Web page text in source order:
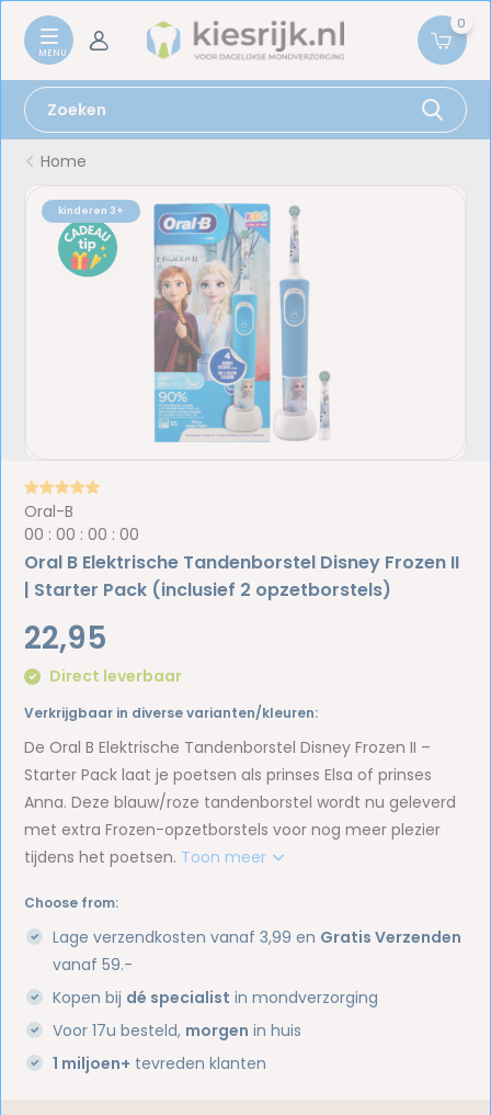
0
Home
kinderen 3+
Oral-B
00 :00 :00 :00
Oral B Elektrische Tandenborstel Disney Frozen II
| Starter Pack (inclusief 2 opzetborstels)
22,95
Direct leverbaar
Verkrijgbaar in diverse varianten/kleuren:
De Oral B Elektrische Tandenborstel Disney Frozen II –
Starter Pack laat je poetsen als prinses Elsa of prinses
Anna. Deze blauw/roze tandenborstel wordt nu geleverd
met extra Frozen-opzetborstels voor nog meer plezier
tijdens het poetsen. Toon meer
Choose from:
Lage verzendkosten vanaf 3,99 en Gratis Verzenden
vanaf 59.-
Kopen bij dé specialist in mondverzorging
Voor 17u besteld, morgen in huis
1 miljoen+ tevreden klanten